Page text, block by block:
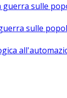
guerra sulle
sulle